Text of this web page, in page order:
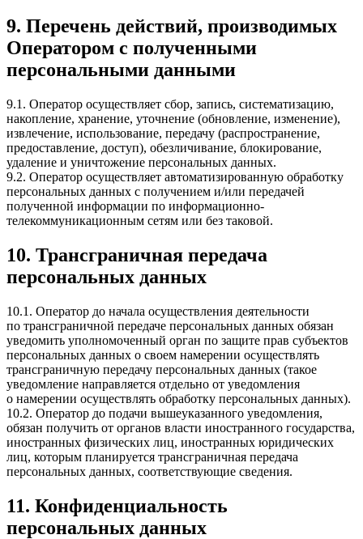
9. Перечень действий, производимых
Оператором с полученными
персональными данными
9.1. Оператор осуществляет сбор, запись, систематизацию,
накопление, хранение, уточнение (обновление, изменение),
извлечение, использование, передачу (распространение,
предоставление, доступ), обезличивание, блокирование,
удаление и уничтожение персональных данных.
9.2. Оператор осуществляет автоматизированную обработку
персональных данных с получением и/или передачей
полученной информации по информационно-
телекоммуникационным сетям или без таковой.
10. Трансграничная передача
персональных данных
10.1. Оператор до начала осуществления деятельности
по трансграничной передаче персональных данных обязан
уведомить уполномоченный орган по защите прав субъектов
персональных данных о своем намерении осуществлять
трансграничную передачу персональных данных (такое
уведомление направляется отдельно от уведомления
о намерении осуществлять обработку персональных данных).
10.2. Оператор до подачи вышеуказанного уведомления,
обязан получить от органов власти иностранного государства,
иностранных физических лиц, иностранных юридических
лиц, которым планируется трансграничная передача
персональных данных, соответствующие сведения.
11. Конфиденциальность
персональных данных